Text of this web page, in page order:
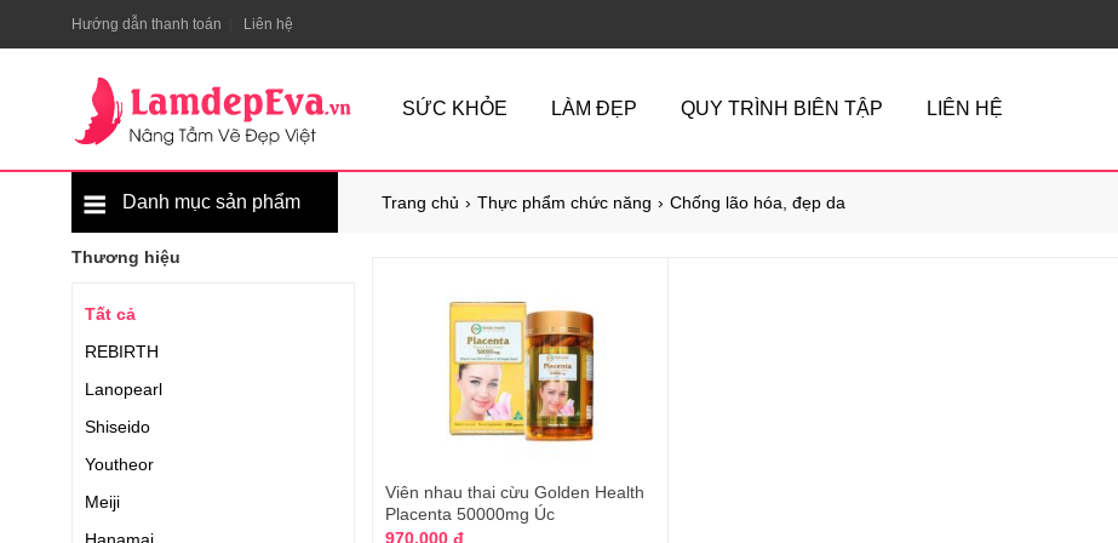
Hướng dẫn thanh toán Liên hệ
SỨC KHỎE LÀM ĐẸP QUY TRÌNH BIÊN TẬP LIÊN HỆ
Trang chủ Thực phẩm chức năng Chống lão hóa, đẹp da
Danh mục sản phẩm
Thương hiệu
Tất cả
REBIRTH
Lanopearl
Shiseido
Youtheor
Meiji
Viên nhau thai cừu Golden Health
Placenta 50000mg Úc
970.000 đ